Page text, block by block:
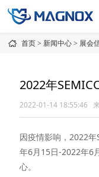
首页> 新闻中心> 展会
2022年
2022-01-14 18:55:46
因疫情影响，2022
年6月15日-2022年6
心。